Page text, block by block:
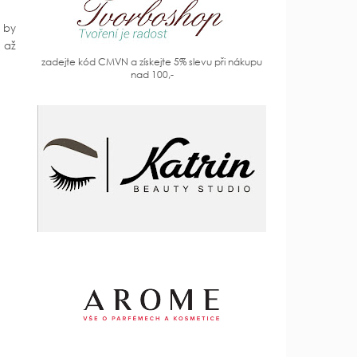
by
až
zadejte kód CMVN a získejte 5% slevu při nákupu
nad 100,-